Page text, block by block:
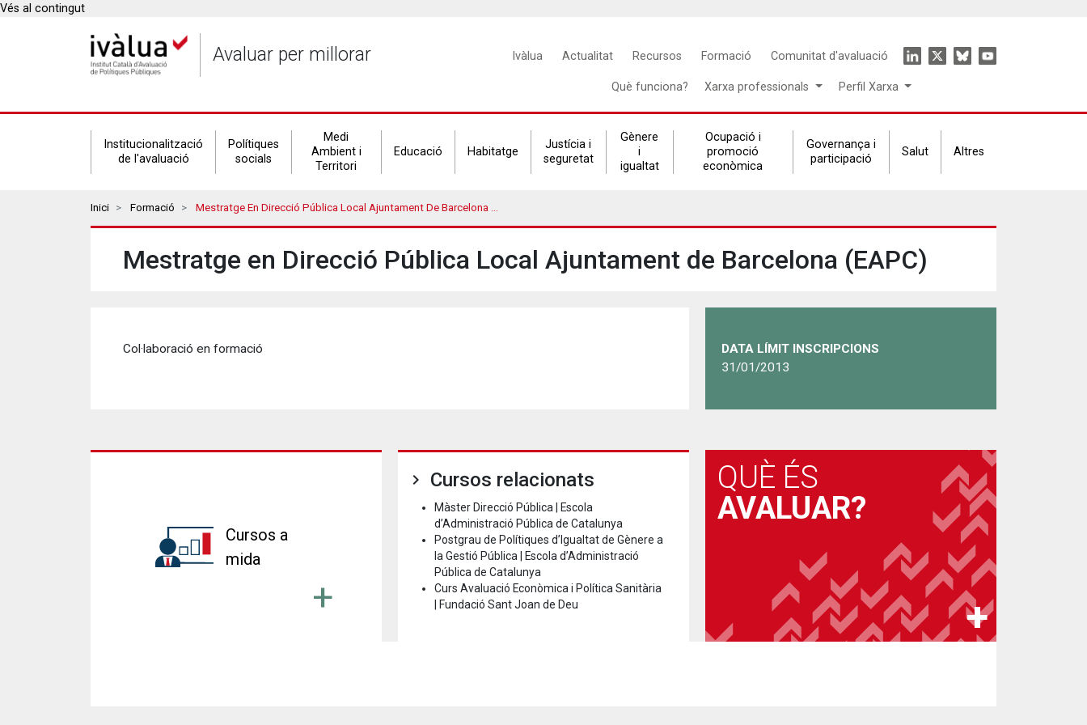
Vés al contingut
Avaluar per millorar
Main
navigation
Ivàlua Actualitat Recursos Formació Comunitat d'avaluació
Icon
menu
Què funciona? Xarxa professionals Perfil Xarxa
Secondary
navigation
Institucionalització
de l'avaluació
Polítiques
socials
Medi
Ambient i
Territori
Educació Habitatge
Justícia i
seguretat
Gènere
i
igualtat
Ocupació i
promoció
econòmica
Governança i
participació
Salut Altres
Breadcrumbs
Inici Formació Mestratge En Direcció Pública Local Ajuntament De Barcelona (EAPC)
Mestratge en Direcció Pública Local Ajuntament de Barcelona (EAPC)
Col·laboració en formació
DATA LÍMIT INSCRIPCIONS
31/01/2013
Cursos a
mida
Cursos relacionats
Màster Direcció Pública | Escola
d’Administració Pública de Catalunya
Postgrau de Polítiques d’Igualtat de Gènere a
la Gestió Pública | Escola d’Administració
Pública de Catalunya
Curs Avaluació Econòmica i Política Sanitària
| Fundació Sant Joan de Deu
QUÈ ÉS
AVALUAR?